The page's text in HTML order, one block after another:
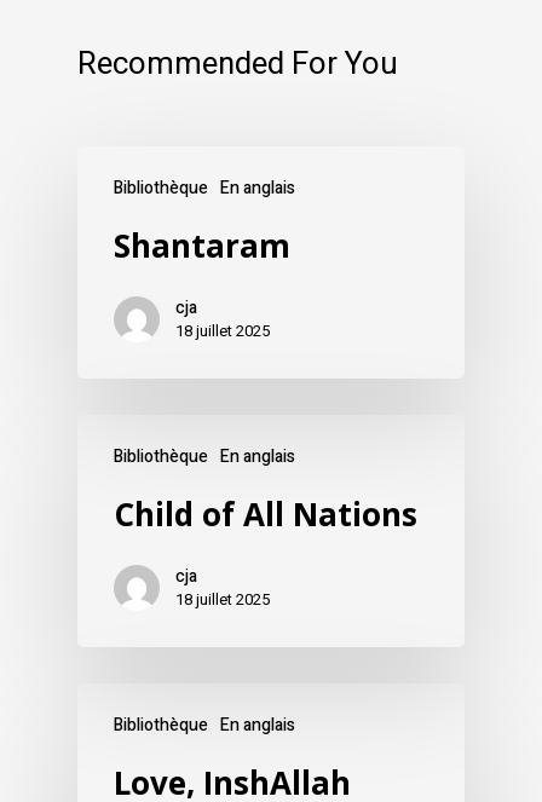
Recommended For You
Bibliothèque En anglais
Shantaram
cja
18 juillet 2025
Bibliothèque En anglais
Child of All Nations
cja
18 juillet 2025
Bibliothèque En anglais
Love, InshAllah